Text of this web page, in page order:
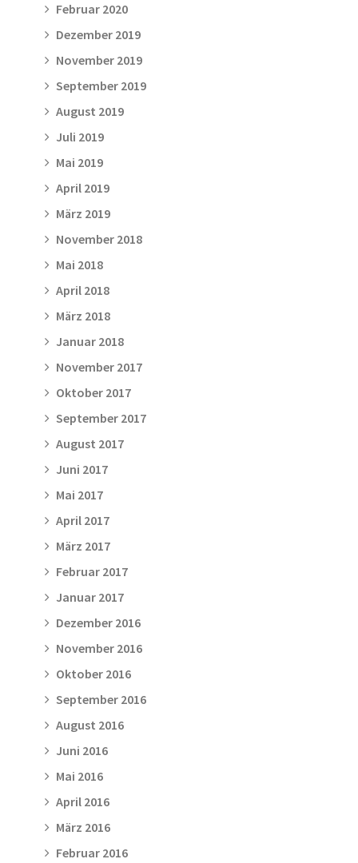
Februar 2020
Dezember 2019
November 2019
September 2019
August 2019
Juli 2019
Mai 2019
April 2019
März 2019
November 2018
Mai 2018
April 2018
März 2018
Januar 2018
November 2017
Oktober 2017
September 2017
August 2017
Juni 2017
Mai 2017
April 2017
März 2017
Februar 2017
Januar 2017
Dezember 2016
November 2016
Oktober 2016
September 2016
August 2016
Juni 2016
Mai 2016
April 2016
März 2016
Februar 2016